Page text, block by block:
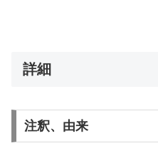
詳細
注釈、由来